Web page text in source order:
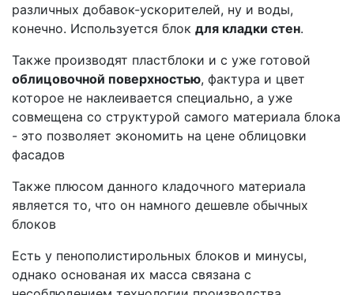
различных добавок-ускорителей, ну и воды,
конечно. Используется блок для кладки стен.
Также производят пластблоки и с уже готовой
облицовочной поверхностью, фактура и цвет
которое не наклеивается специально, а уже
совмещена со структурой самого материала блока
- это позволяет экономить на цене облицовки
фасадов
Также плюсом данного кладочного материала
является то, что он намного дешевле обычных
блоков
Есть у пенополистирольных блоков и минусы,
однако основаная их масса связана с